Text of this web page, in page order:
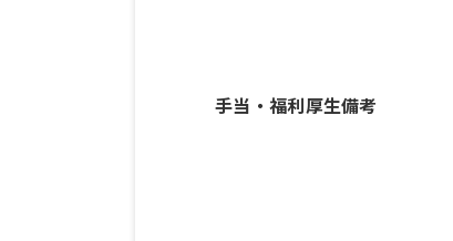
手当・福利厚生備考